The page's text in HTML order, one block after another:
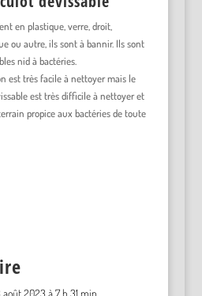
en plastique, verre, droit,
ou autre, ils sont à bannir. Ils sont
nid à bactéries.
est très facile à nettoyer mais le
est très difficile à nettoyer et
propice aux bactéries de toute